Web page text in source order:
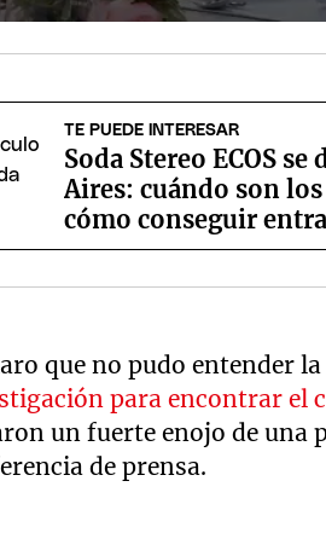
TE PUEDE INTERESAR
Soda Stereo ECOS
Aires: cuándo son
cómo conseguir
que no pudo entender
para encontrar el
un fuerte enojo de una
de prensa.